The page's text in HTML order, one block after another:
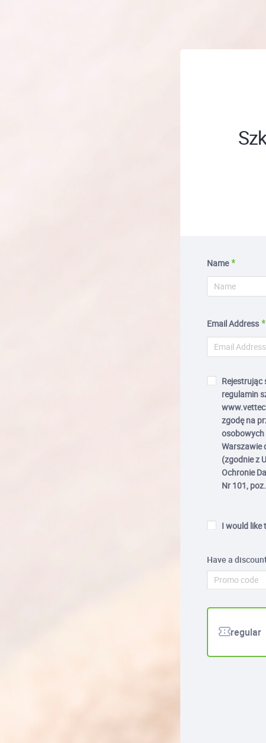
Name
Email Address
Rejestrując
regulamin
zgodę na
osobowych
Warszawie
(zgodnie z
Ochronie
Nr 101,
I would like
Have a
regular